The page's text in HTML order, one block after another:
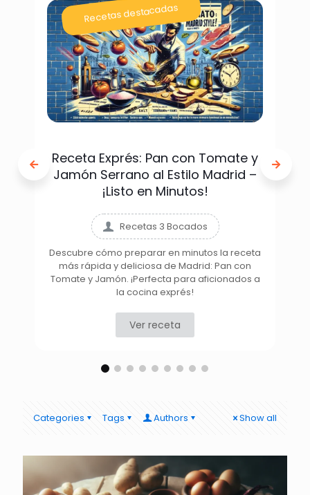
Recetas destacadas
Receta Exprés: Pan con Tomate y
Jamón Serrano al Estilo Madrid –
¡Listo en Minutos!
Recetas 3 Bocados
Descubre cómo preparar en minutos la receta
más rápida y deliciosa de Madrid: Pan con
Tomate y Jamón. ¡Perfecta para aficionados a
la cocina exprés!
Ver receta
Categories Tags Authors Show all